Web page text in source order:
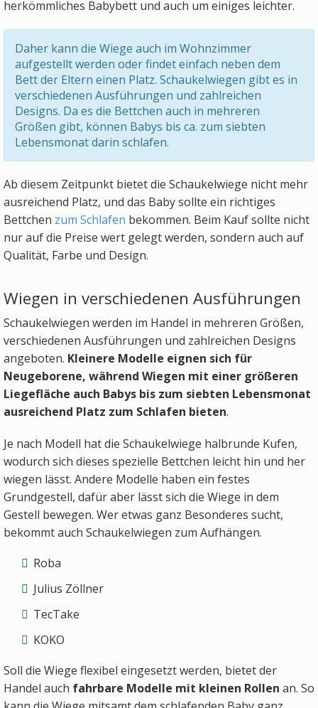
herkömmliches Babybett und auch um einiges leichter.
Daher kann die Wiege auch im Wohnzimmer
aufgestellt werden oder findet einfach neben dem
Bett der Eltern einen Platz. Schaukelwiegen gibt es in
verschiedenen Ausführungen und zahlreichen
Designs. Da es die Bettchen auch in mehreren
Größen gibt, können Babys bis ca. zum siebten
Lebensmonat darin schlafen.
Ab diesem Zeitpunkt bietet die Schaukelwiege nicht mehr
ausreichend Platz, und das Baby sollte ein richtiges
Bettchen zum Schlafen bekommen. Beim Kauf sollte nicht
nur auf die Preise wert gelegt werden, sondern auch auf
Qualität, Farbe und Design.
Wiegen in verschiedenen Ausführungen
Schaukelwiegen werden im Handel in mehreren Größen,
verschiedenen Ausführungen und zahlreichen Designs
angeboten. Kleinere Modelle eignen sich für
Neugeborene, während Wiegen mit einer größeren
Liegefläche auch Babys bis zum siebten Lebensmonat
ausreichend Platz zum Schlafen bieten.
Je nach Modell hat die Schaukelwiege halbrunde Kufen,
wodurch sich dieses spezielle Bettchen leicht hin und her
wiegen lässt. Andere Modelle haben ein festes
Grundgestell, dafür aber lässt sich die Wiege in dem
Gestell bewegen. Wer etwas ganz Besonderes sucht,
bekommt auch Schaukelwiegen zum Aufhängen.
Roba
Julius Zöllner
TecTake
KOKO
Soll die Wiege flexibel eingesetzt werden, bietet der
Handel auch fahrbare Modelle mit kleinen Rollen an. So